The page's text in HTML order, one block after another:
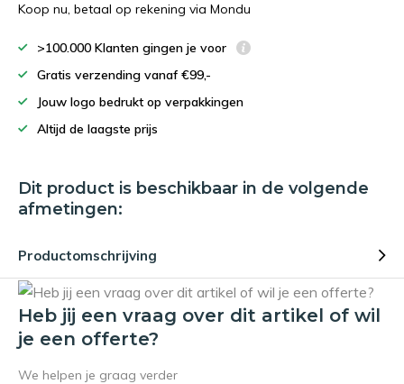
Koop nu, betaal op rekening via Mondu
>100.000 Klanten gingen je voor
Gratis verzending vanaf €99,-
Jouw logo bedrukt op verpakkingen
Altijd de laagste prijs
Dit product is beschikbaar in de volgende
afmetingen:
Productomschrijving
Heb jij een vraag over dit artikel of wil
je een offerte?
We helpen je graag verder